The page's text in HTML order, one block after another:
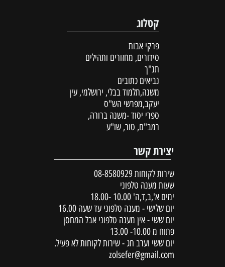
קטלוג
פרקי אבות
סידורים, מחזורים ותהילים
תנ"ך
נביאים כתובים
משנה,תלמוד בבלי, ירושלמי, עין
יעקב,מפרשי הש"ס
ספרי יסוד -משנה ברורה,
רמב"ם, טור, שו"ע
יצירת קשר
שירות לקוחות 08-8580929
שעות מענה טלפוני
ימים א',ב,ד,ה' 10.00 -18.00
יום שלישי - מענה טלפוני עד שעה 16.00
יום ששי - אין מענה טלפוני אבל המחסן
פתוח מ 10.00- 13.00
יום ששי וערב חג - שירות לקוחות לא פעיל.
zolsefer@gmail.com